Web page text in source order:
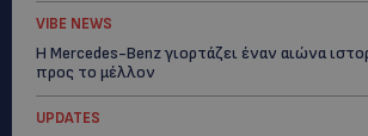
VIBE NEWS
Η Mercedes-Benz γιορτάζει έναν αιώνα
προς το μέλλον
UPDATES